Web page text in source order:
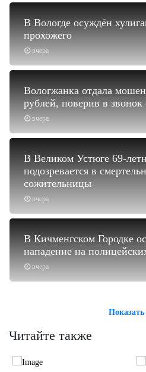
вчера
В Вологде осуждён
прохожего
вчера
Вологжанка отдала
рублей, поверив в звонок
вчера
В Великом Устюге 69-
подозревается в
сожительницы
вчера
В Кичменгском Городке
нападение на
Показать
Читайте также